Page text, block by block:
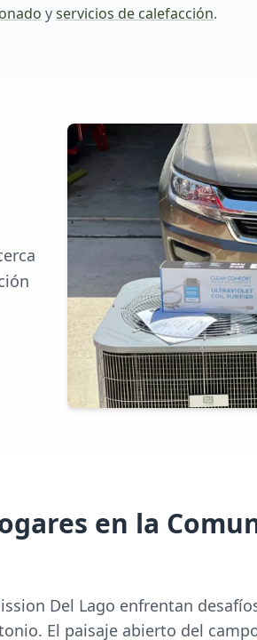
yservicios de calefacción.
en la
Del Lago enfrentan
El paisaje abierto del